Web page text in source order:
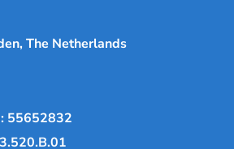
The Netherlands
55652832